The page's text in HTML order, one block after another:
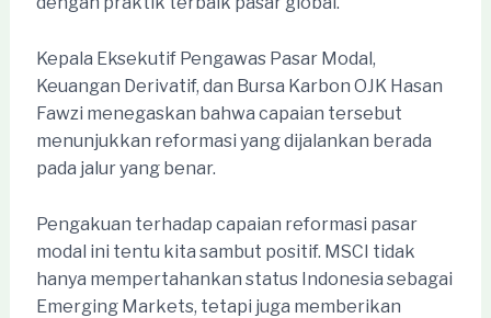
Kepala Eksekutif Pengawas Pasar Modal,
Keuangan Derivatif, dan Bursa Karbon OJK Hasan
Fawzi menegaskan bahwa capaian tersebut
menunjukkan reformasi yang dijalankan berada
pada jalur yang benar.
Pengakuan terhadap capaian reformasi pasar
modal ini tentu kita sambut positif. MSCI tidak
hanya mempertahankan status Indonesia sebagai
Emerging Markets, tetapi juga memberikan